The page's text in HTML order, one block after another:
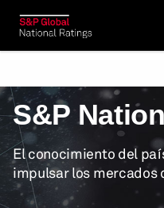
S&P
El conocimiento del
impulsar los mercados